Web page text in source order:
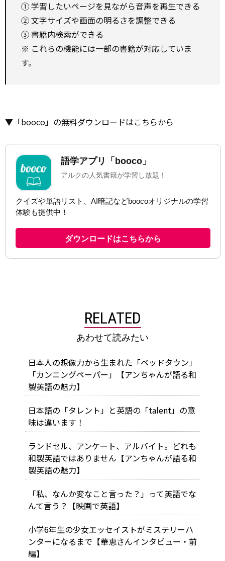
① 学習したいページを見ながら音声を再生できる
② 文字サイズや画面の明るさを調整できる
③ 書籍内検索ができる
※ これらの機能には一部の書籍が対応していま
す。
▼「booco」の無料ダウンロードはこちらから
RELATED
あわせて読みたい
日本人の想像力から生まれた「ベッドタウン」
「カンニングペーパー」【アンちゃんが語る和
製英語の魅力】
日本語の「タレント」と英語の「talent」の意
味は違います！
ランドセル、アンケート、アルバイト。どれも
和製英語ではありません【アンちゃんが語る和
製英語の魅力】
「私、なんか変なこと言った？」って英語でな
んて言う？【映画で英語】
小学6年生の少女エッセイストがミステリーハ
ンターになるまで【華恵さんインタビュー・前
編】